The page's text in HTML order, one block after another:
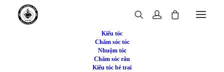
Kiểu tóc
Chăm sóc tóc
Nhuộm tóc
Chăm sóc râu
Kiểu tóc bé trai